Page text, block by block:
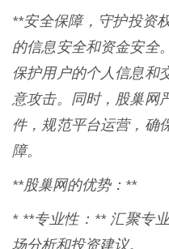
**安全保障，守护投资
的信息安全和资金安全
保护用户的个人信息和
意攻击。同时，股巢网
件，规范平台运营，确
障。
**股巢网的优势：**
* **专业性：** 汇聚专
场分析和投资建议。